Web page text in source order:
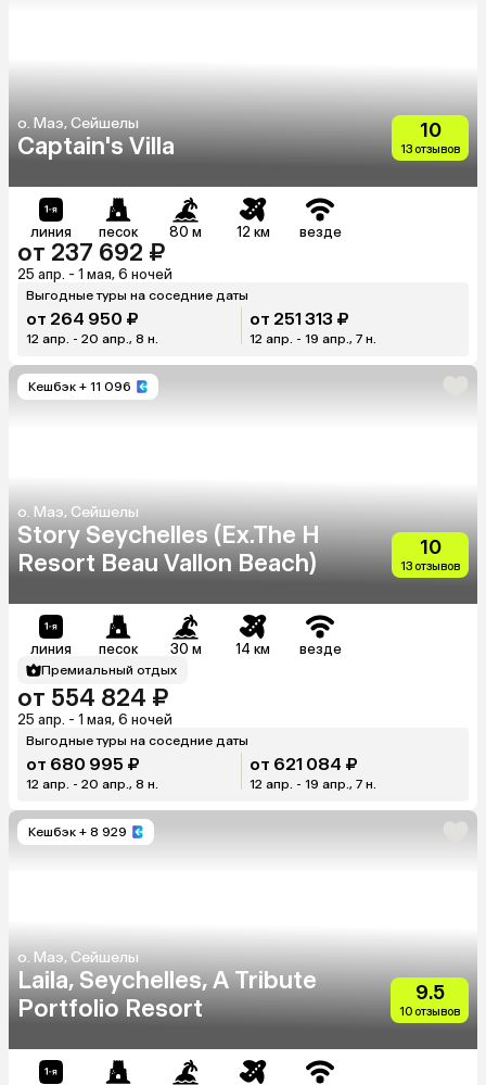
о. Маэ, Сейшелы
Captain's Villa
10
13 отзывов
линия песок 80 м 12 км везде
от 237 692 ₽
25 апр. - 1 мая, 6 ночей
Выгодные туры на соседние даты
от 264 950 ₽
12 апр. - 20 апр., 8 н.
от 251 313 ₽
12 апр. - 19 апр., 7 н.
Кешбэк + 11 096
о. Маэ, Сейшелы
Story Seychelles (Ex.The H
Resort Beau Vallon Beach)
10
13 отзывов
линия песок 30 м 14 км везде
Премиальный отдых
от 554 824 ₽
25 апр. - 1 мая, 6 ночей
Выгодные туры на соседние даты
от 680 995 ₽
12 апр. - 20 апр., 8 н.
от 621 084 ₽
12 апр. - 19 апр., 7 н.
Кешбэк + 8 929
о. Маэ, Сейшелы
Laila, Seychelles, A Tribute
Portfolio Resort
9.5
10 отзывов